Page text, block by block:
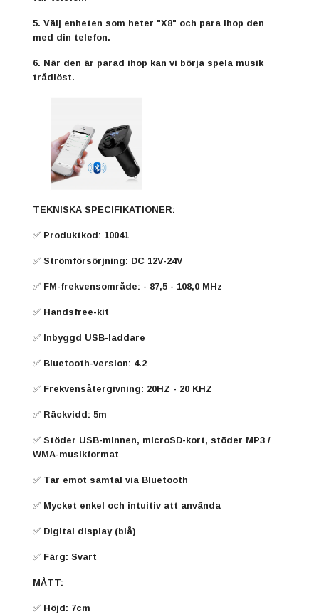
5. Välj enheten som heter "X8" och para ihop den
med din telefon.
6. När den är parad ihop kan vi börja spela musik
trådlöst.
TEKNISKA SPECIFIKATIONER:
✅ Produktkod: 10041
✅ Strömförsörjning: DC 12V-24V
✅ FM-frekvensområde: - 87,5 - 108,0 MHz
✅ Handsfree-kit
✅ Inbyggd USB-laddare
✅ Bluetooth-version: 4.2
✅ Frekvensåtergivning: 20HZ - 20 KHZ
✅ Räckvidd: 5m
✅ Stöder USB-minnen, microSD-kort, stöder MP3 /
WMA-musikformat
✅ Tar emot samtal via Bluetooth
✅ Mycket enkel och intuitiv att använda
✅ Digital display (blå)
✅ Färg: Svart
MÅTT:
✅ Höjd: 7cm